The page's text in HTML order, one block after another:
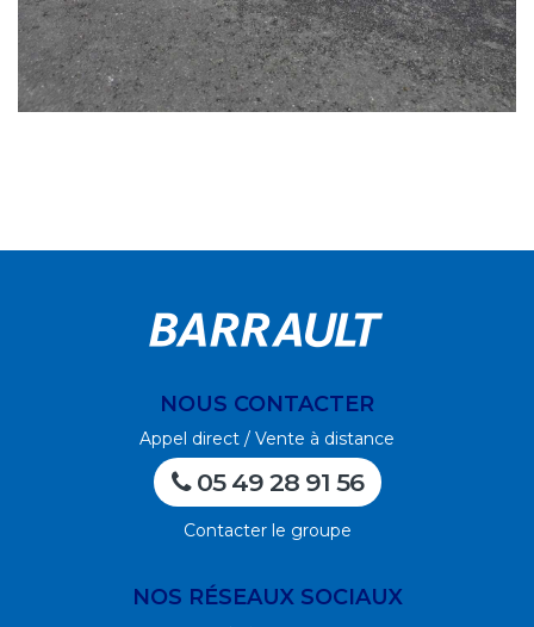
NOUS CONTACTER
Appel direct / Vente à distance
05 49 28 91 56
Contacter le groupe
NOS RÉSEAUX SOCIAUX